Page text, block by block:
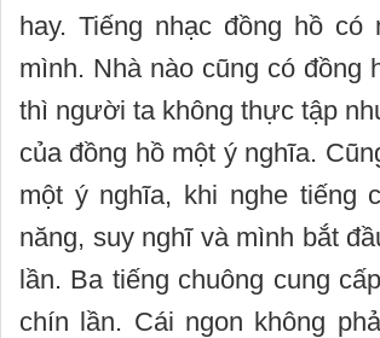
hay. Tiếng nhạc đồng hồ
mình. Nhà nào cũng có đồng
thì người ta không thực tập
của đồng hồ một ý nghĩa.
một ý nghĩa, khi nghe tiếng
năng, suy nghĩ và mình bắt
lần. Ba tiếng chuông cung
chín lần. Cái ngon không